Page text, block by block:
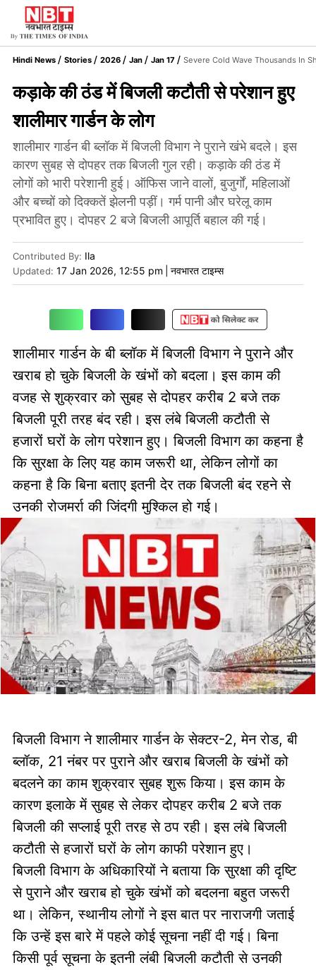
Hindi News Stories 2026 Jan Jan 17 Severe Cold Wave Thousands In
कड़ाके की ठंड में बिजली कटौती से परेशान हुए
शालीमार गार्डन के लोग
शालीमार गार्डन बी ब्लॉक में बिजली विभाग ने पुराने खंभे बदले। इस
कारण सुबह से दोपहर तक बिजली गुल रही। कड़ाके की ठंड में
लोगों को भारी परेशानी हुई। ऑफिस जाने वालों, बुजुर्गों, महिलाओं
और बच्चों को दिक्कतें झेलनी पड़ीं। गर्म पानी और घरेलू काम
प्रभावित हुए। दोपहर 2 बजे बिजली आपूर्ति बहाल की गई।
Contributed By: Ila
Updated: 17 Jan 2026, 12:55 pm नवभारत टाइम्स
शालीमार गार्डन के बी ब्लॉक में बिजली विभाग ने पुराने और
खराब हो चुके बिजली के खंभों को बदला। इस काम की
वजह से शुक्रवार को सुबह से दोपहर करीब 2 बजे तक
बिजली पूरी तरह बंद रही। इस लंबे बिजली कटौती से
हजारों घरों के लोग परेशान हुए। बिजली विभाग का कहना है
कि सुरक्षा के लिए यह काम जरूरी था, लेकिन लोगों का
कहना है कि बिना बताए इतनी देर तक बिजली बंद रहने से
उनकी रोजमर्रा की जिंदगी मुश्किल हो गई।
बिजली विभाग ने शालीमार गार्डन के सेक्टर-2, मेन रोड, बी
ब्लॉक, 21 नंबर पर पुराने और खराब बिजली के खंभों को
बदलने का काम शुक्रवार सुबह शुरू किया। इस काम के
कारण इलाके में सुबह से लेकर दोपहर करीब 2 बजे तक
बिजली की सप्लाई पूरी तरह से ठप रही। इस लंबे बिजली
कटौती से हजारों घरों के लोग काफी परेशान हुए।
बिजली विभाग के अधिकारियों ने बताया कि सुरक्षा की दृष्टि
से पुराने और खराब हो चुके खंभों को बदलना बहुत जरूरी
था। लेकिन, स्थानीय लोगों ने इस बात पर नाराजगी जताई
कि उन्हें इस बारे में पहले कोई सूचना नहीं दी गई। बिना
किसी पूर्व सूचना के इतनी लंबी बिजली कटौती से उनकी